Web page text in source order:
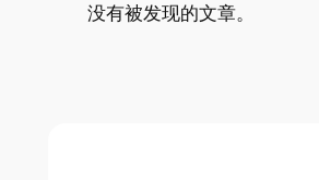
没有被发现的文章。